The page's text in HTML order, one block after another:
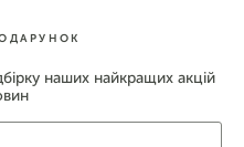
наших найкращих акцій